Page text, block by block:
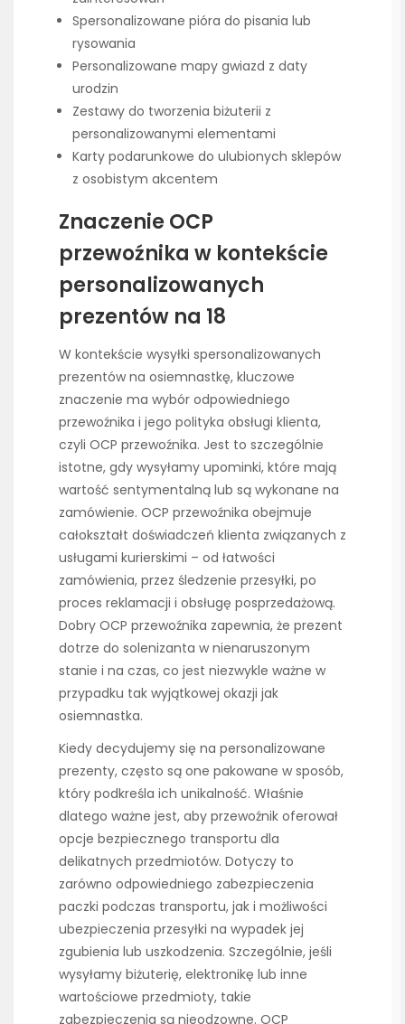
Spersonalizowane pióra do pisania lub
rysowania
Personalizowane mapy gwiazd z daty
urodzin
Zestawy do tworzenia biżuterii z
personalizowanymi elementami
Karty podarunkowe do ulubionych sklepów
z osobistym akcentem
Znaczenie OCP
przewoźnika w kontekście
personalizowanych
prezentów na 18
W kontekście wysyłki spersonalizowanych
prezentów na osiemnastkę, kluczowe
znaczenie ma wybór odpowiedniego
przewoźnika i jego polityka obsługi klienta,
czyli OCP przewoźnika. Jest to szczególnie
istotne, gdy wysyłamy upominki, które mają
wartość sentymentalną lub są wykonane na
zamówienie. OCP przewoźnika obejmuje
całokształt doświadczeń klienta związanych z
usługami kurierskimi – od łatwości
zamówienia, przez śledzenie przesyłki, po
proces reklamacji i obsługę posprzedażową.
Dobry OCP przewoźnika zapewnia, że prezent
dotrze do solenizanta w nienaruszonym
stanie i na czas, co jest niezwykle ważne w
przypadku tak wyjątkowej okazji jak
osiemnastka.
Kiedy decydujemy się na personalizowane
prezenty, często są one pakowane w sposób,
który podkreśla ich unikalność. Właśnie
dlatego ważne jest, aby przewoźnik oferował
opcje bezpiecznego transportu dla
delikatnych przedmiotów. Dotyczy to
zarówno odpowiedniego zabezpieczenia
paczki podczas transportu, jak i możliwości
ubezpieczenia przesyłki na wypadek jej
zgubienia lub uszkodzenia. Szczególnie, jeśli
wysyłamy biżuterię, elektronikę lub inne
wartościowe przedmioty, takie
zabezpieczenia są nieodzowne. OCP